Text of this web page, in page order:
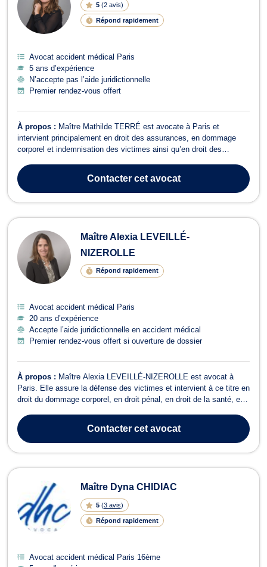
5 (2 avis)
Répond rapidement
Avocat accident médical Paris
5 ans d’expérience
N’accepte pas l’aide juridictionnelle
Premier rendez-vous offert
À propos : Maître Mathilde TERRÉ est avocate à Paris et
intervient principalement en droit des assurances, en dommage
corporel et indemnisation des victimes ainsi qu’en droit des
particuliers ou des professionnels confrontés à un litige avec un
assureur, une banque, u...Contactercet avocat
Maître Alexia LEVEILLÉ-
NIZEROLLE
Répond rapidement
Avocat accident médical Paris
20 ans d’expérience
Accepte l’aide juridictionnelle en accident médical
Premier rendez-vous offert si ouverture de dossier
À propos : Maître Alexia LEVEILLÉ-NIZEROLLE est avocat à
Paris. Elle assure la défense des victimes et intervient à ce titre en
droit du dommage corporel, en droit pénal, en droit de la santé, en
NIZEROLLE exerce en droit du dommage corporel pour des
préjudices résultant d...Contactercet avocat
Maître Dyna CHIDIAC
5 (3 avis)
Répond rapidement
Avocat accident médical Paris 16ème